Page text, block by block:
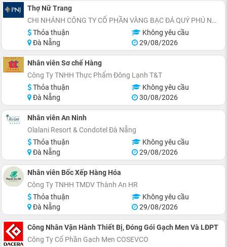
Thợ Nữ Trang
CHI NHÁNH CÔNG TY CỔ PHẦN VÀNG BẠC ĐÁ QUÝ PHÚ NHUẬN TẠI ĐÀ NẴNG
Thỏa thuận
Không yêu cầu
Đà Nẵng
29/08/2026
Nhân viên Sơ chế Hàng
Công Ty TNHH Thực Phẩm Đông Lạnh T&T
Thỏa thuận
Không yêu cầu
Đà Nẵng
30/08/2026
Nhân viên An Ninh
Olalani Resort & Condotel Đà Nẵng
Thỏa thuận
Không yêu cầu
Đà Nẵng
29/08/2026
Nhân viên Bốc Xếp Hàng Hóa
Công Ty TNHH TMDV Thành An HR
Thỏa thuận
Không yêu cầu
Đà Nẵng
29/08/2026
Công Nhân Vận Hành Thiết Bị, Đóng Gói Gạch Men Và LĐPT
Công Ty Cổ Phần Gạch Men COSEVCO